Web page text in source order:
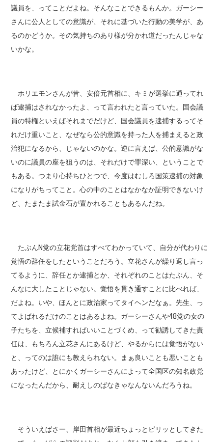
議員を、ってことだよね。そんなことできるもんか。ガーシー
さんに公人としての意識が、それに基づいた行動の美学が、あ
るのかどうか。その気持ちのあり様が分かれ道だったんじゃな
いかな。
ホリエモンさんが昔、安倍元首相に、キミが選挙に通ってれ
ば逮捕はされなかったよ、って言われたと言っていた。国会議
員の特権といえばそれまでだけど、国会議員を逮捕するってそ
れだけ重いこと、なぜなら公的意識を持った人を捕まえると政
治犯になるから、じゃないのかな。逆に言えば、公的意識がな
いのに議員の座を狙うのは、それだけで罪深い、ということで
もある。つまり心持ちひとつで、今度はむしろ国策逮捕の対象
になりがちってこと。心の中のことはなかなか証明できないけ
ど、たまたま試金石が置かれることもあるんだね。
たぶんN党の立花党首はすべてわかっていて、自分が代わりに
覚悟の辞任をしたということだろう。立花さんが繰り返し言っ
てるように、辞任とか逮捕とか、それぞれのことはたぶん、そ
んなに大したことじゃない。覚悟を貫き通すことに比べれば、
だよね。いや、ほんとに政治家ってタイヘンだなぁ。先生、っ
てよばれるだけのことはあるよね。ガーシーさんや48党の女の
子たちを、立候補すればいいことづくめ、って勧誘してきた責
任は、もちろん立花さんにあるけど、やるからには覚悟がない
と、ってのは誰にも教えられない。まぁ良いことも悪いことも
あったけど、とにかくガーシーさんによって全国区の知名政党
になったんだから、耐えしのばなきゃなんないんだろうね。
そういえばさー、岸田首相が最近ちょっとピリッとしてきた